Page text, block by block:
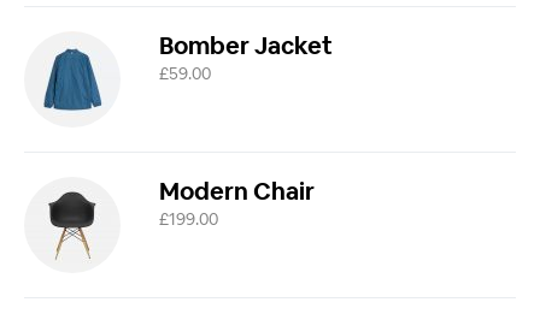
Bomber Jacket
£59.00
Modern Chair
£199.00